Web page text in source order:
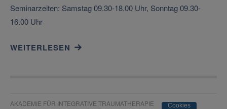
Seminarzeiten: Samstag 09.30-18.00 Uhr, Sonntag 09.30-
16.00 Uhr
WEITERLESEN
AKADEMIE FÜR INTEGRATIVE TRAUMATHERAPIE Cookies